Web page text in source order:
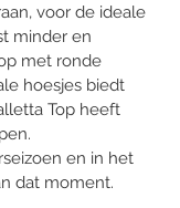
voor de ideale
minder en
met ronde
hoesjes biedt
Top heeft
en in het
dat moment.